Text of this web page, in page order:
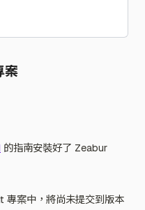
案
的指南安裝好了 Zeabur
專案中，將尚未提交到版本